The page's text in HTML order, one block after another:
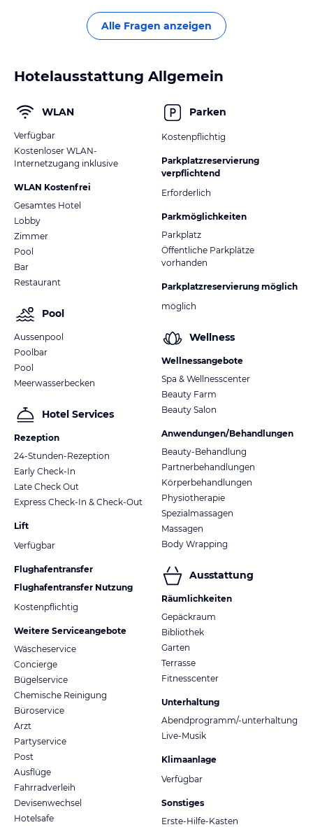
Alle Fragen anzeigen
Hotelausstattung Allgemein
WLAN
Verfügbar
Kostenloser WLAN-
Internetzugang inklusive
WLAN Kostenfrei
Gesamtes Hotel
Lobby
Zimmer
Pool
Bar
Restaurant
Pool
Aussenpool
Poolbar
Pool
Meerwasserbecken
Hotel Services
Rezeption
24-Stunden-Rezeption
Early Check-In
Late Check Out
Express Check-In & Check-Out
Lift
Verfügbar
Flughafentransfer
Flughafentransfer Nutzung
Kostenpflichtig
Weitere Serviceangebote
Wäscheservice
Concierge
Bügelservice
Chemische Reinigung
Büroservice
Arzt
Partyservice
Post
Ausflüge
Fahrradverleih
Devisenwechsel
Hotelsafe
Parken
Kostenpflichtig
Parkplatzreservierung
verpflichtend
Erforderlich
Parkmöglichkeiten
Parkplatz
Öffentliche Parkplätze
vorhanden
Parkplatzreservierung möglich
möglich
Wellness
Wellnessangebote
Spa & Wellnesscenter
Beauty Farm
Beauty Salon
Anwendungen/Behandlungen
Beauty-Behandlung
Partnerbehandlungen
Körperbehandlungen
Physiotherapie
Spezialmassagen
Massagen
Body Wrapping
Ausstattung
Räumlichkeiten
Gepäckraum
Bibliothek
Garten
Terrasse
Fitnesscenter
Unterhaltung
Abendprogramm/-unterhaltung
Live-Musik
Klimaanlage
Verfügbar
Sonstiges
Erste-Hilfe-Kasten